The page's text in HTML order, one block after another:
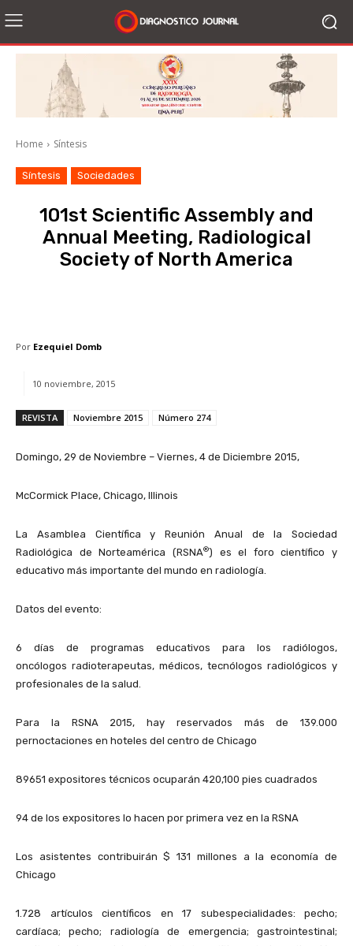
Home Síntesis
Síntesis Sociedades
101st Scientific Assembly and
Annual Meeting, Radiological
Society of North America
Por Ezequiel Domb
10 noviembre, 2015
REVISTA Noviembre 2015 Número 274
Domingo, 29 de Noviembre – Viernes, 4 de Diciembre 2015,
McCormick Place, Chicago, Illinois
La Asamblea Científica y Reunión Anual de la Sociedad
Radiológica de Norteamérica (RSNA®) es el foro científico y
educativo más importante del mundo en radiología.
Datos del evento:
6 días de programas educativos para los radiólogos,
oncólogos radioterapeutas, médicos, tecnólogos radiológicos y
profesionales de la salud.
Para la RSNA 2015, hay reservados más de 139.000
pernoctaciones en hoteles del centro de Chicago
89651 expositores técnicos ocuparán 420,100 pies cuadrados
94 de los expositores lo hacen por primera vez en la RSNA
Los asistentes contribuirán $ 131 millones a la economía de
Chicago
1.728 artículos científicos en 17 subespecialidades: pecho;
cardíaca; pecho; radiología de emergencia; gastrointestinal;